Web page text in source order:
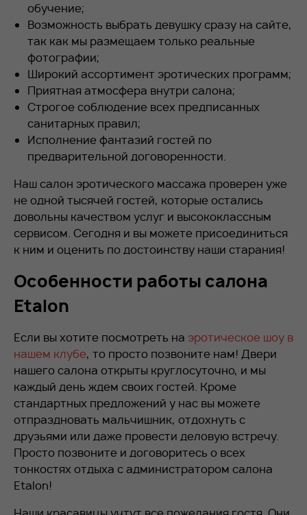
обучение;
Возможность выбрать девушку сразу на сайте,
так как мы размещаем только реальные
фотографии;
Широкий ассортимент эротических программ;
Приятная атмосфера внутри салона;
Строгое соблюдение всех предписанных
санитарных правил;
Исполнение фантазий гостей по
предварительной договоренности.
Наш салон эротического массажа проверен уже
не одной тысячей гостей, которые остались
довольны качеством услуг и высококлассным
сервисом. Сегодня и вы можете присоединиться
к ним и оценить по достоинству наши старания!
Особенности работы салона
Etalon
Если вы хотите посмотреть на эротическое шоу в
нашем клубе, то просто позвоните нам! Двери
нашего салона открыты круглосуточно, и мы
каждый день ждем своих гостей. Кроме
стандартных предложений у нас вы можете
отпраздновать мальчишник, отдохнуть с
друзьями или даже провести деловую встречу.
Просто позвоните и договоритесь о всех
тонкостях отдыха с администратором салона
Etalon!